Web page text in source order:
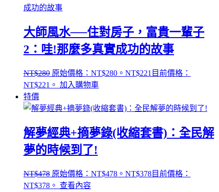
大師風水──住對房子，富貴一輩子
2：哇!那麼多真實成功的故事
NT$280 原始價格：NT$280。 NT$221 目前價格：
NT$221。 加入購物車
特價
解夢經典+摘夢錄(收縮套書)：全民解
夢的時候到了!
NT$478 原始價格：NT$478。 NT$378目前價格：
NT$378。 查看內容